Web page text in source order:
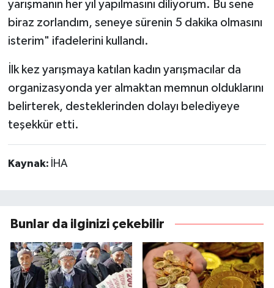
yarışmanın her yıl yapılmasını diliyorum. Bu sene
biraz zorlandım, seneye sürenin 5 dakika olmasını
isterim" ifadelerini kullandı.
İlk kez yarışmaya katılan kadın yarışmacılar da
organizasyonda yer almaktan memnun olduklarını
belirterek, desteklerinden dolayı belediyeye
teşekkür etti.
Kaynak: İHA
Bunlar da ilginizi çekebilir